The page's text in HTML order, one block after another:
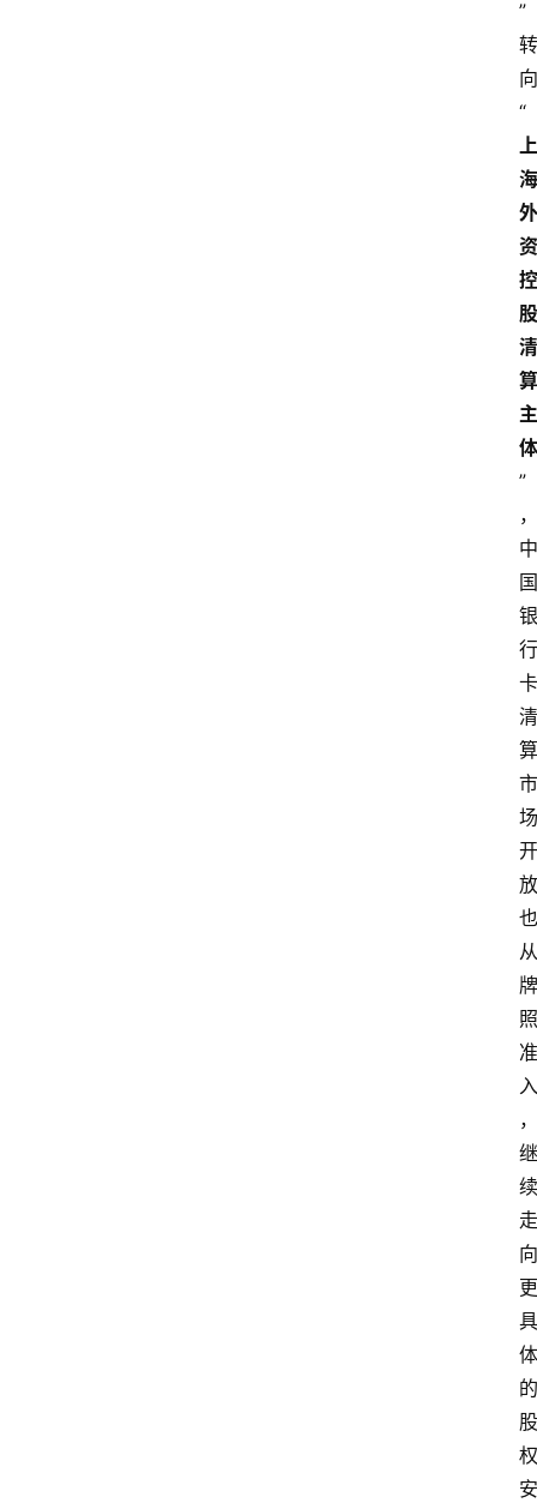
”
转
向
“
上
海
外
资
控
股
清
算
主
体
”
，
中
国
银
行
卡
清
算
市
场
开
放
也
从
牌
照
准
入
，
继
续
走
向
更
具
体
的
股
权
安